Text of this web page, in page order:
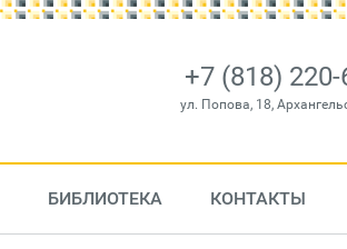
+7 (818) 220-
ул. Попова, 18,
БИБЛИОТЕКА КОНТАКТЫ